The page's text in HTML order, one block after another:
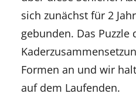
sich zunächst für 2
gebunden. Das Puzzle
Formen an und wir
auf dem Laufenden.